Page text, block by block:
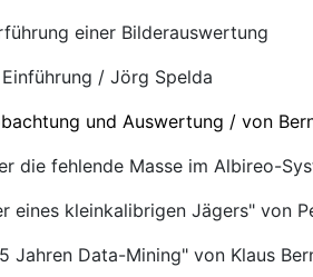
einer Bilderauswertung
/ Jörg Spelda
und Auswertung / von
die fehlende Masse im Albireo-
kleinkalibrigen Jägers" von
Data-Mining" von Klaus